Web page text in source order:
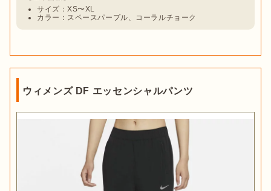
サイズ：XS〜XL
カラー：スペースパープル、コーラルチョーク
ウィメンズ DF エッセンシャルパンツ